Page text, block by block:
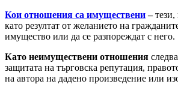
Кои отношения са имуществени–
като резултат от желанието на
имущество или да се разпореждат с него.
Като неимуществени отношения
защитата на търговска репутация,
на автора на дадено произведение или